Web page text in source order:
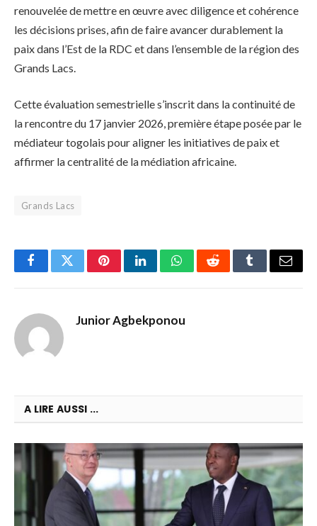
renouvelée de mettre en œuvre avec diligence et cohérence
les décisions prises, afin de faire avancer durablement la
paix dans l’Est de la RDC et dans l’ensemble de la région des
Grands Lacs.
Cette évaluation semestrielle s’inscrit dans la continuité de
la rencontre du 17 janvier 2026, première étape posée par le
médiateur togolais pour aligner les initiatives de paix et
affirmer la centralité de la médiation africaine.
Grands Lacs
FacebookTwitterPinterestLinkedInWhatsAppRedditTumblrEmail
Junior Agbekponou
A LIRE AUSSI ...